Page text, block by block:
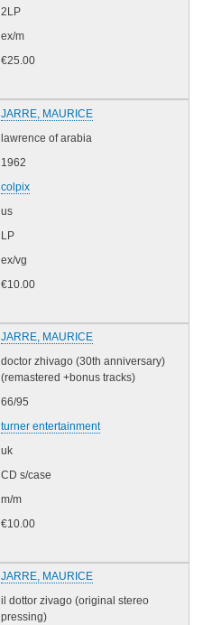
2LP
ex/m
€25.00
JARRE, MAURICE
lawrence of arabia
1962
colpix
us
LP
ex/vg
€10.00
JARRE, MAURICE
doctor zhivago (30th anniversary)
(remastered +bonus tracks)
66/95
turner entertainment
uk
CD s/case
m/m
€10.00
JARRE, MAURICE
il dottor zivago (original stereo
pressing)